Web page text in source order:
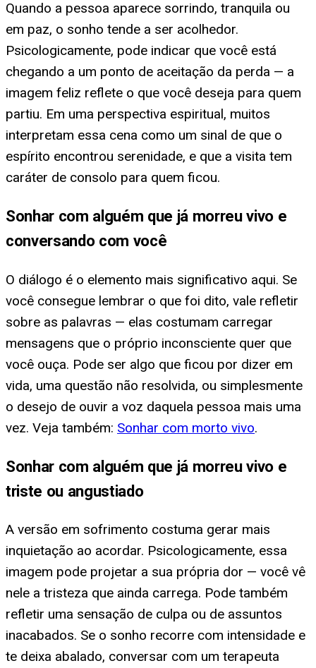
Quando a pessoa aparece sorrindo, tranquila ou
em paz, o sonho tende a ser acolhedor.
Psicologicamente, pode indicar que você está
chegando a um ponto de aceitação da perda — a
imagem feliz reflete o que você deseja para quem
partiu. Em uma perspectiva espiritual, muitos
interpretam essa cena como um sinal de que o
espírito encontrou serenidade, e que a visita tem
caráter de consolo para quem ficou.
Sonhar com alguém que já morreu vivo e
conversando com você
O diálogo é o elemento mais significativo aqui. Se
você consegue lembrar o que foi dito, vale refletir
sobre as palavras — elas costumam carregar
mensagens que o próprio inconsciente quer que
você ouça. Pode ser algo que ficou por dizer em
vida, uma questão não resolvida, ou simplesmente
o desejo de ouvir a voz daquela pessoa mais uma
vez. Veja também: Sonhar com morto vivo.
Sonhar com alguém que já morreu vivo e
triste ou angustiado
A versão em sofrimento costuma gerar mais
inquietação ao acordar. Psicologicamente, essa
imagem pode projetar a sua própria dor — você vê
nele a tristeza que ainda carrega. Pode também
refletir uma sensação de culpa ou de assuntos
inacabados. Se o sonho recorre com intensidade e
te deixa abalado, conversar com um terapeuta